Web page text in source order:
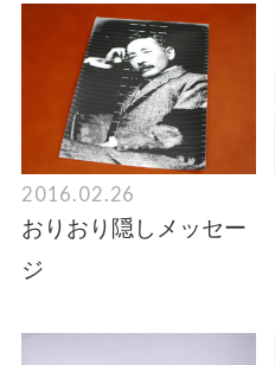
2016.02.26
おりおり隠しメッセー
ジ